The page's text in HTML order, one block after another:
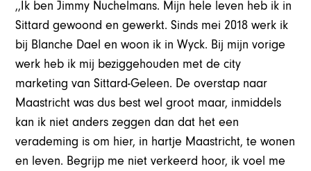
,,Ik ben Jimmy Nuchelmans. Mijn hele leven heb ik in
Sittard gewoond en gewerkt. Sinds mei 2018 werk ik
bij Blanche Dael en woon ik in Wyck. Bij mijn vorige
werk heb ik mij beziggehouden met de city
marketing van Sittard-Geleen. De overstap naar
Maastricht was dus best wel groot maar, inmiddels
kan ik niet anders zeggen dan dat het een
verademing is om hier, in hartje Maastricht, te wonen
en leven. Begrijp me niet verkeerd hoor, ik voel me